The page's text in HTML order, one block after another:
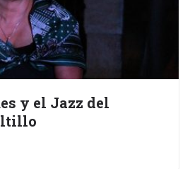
y el Jazz del